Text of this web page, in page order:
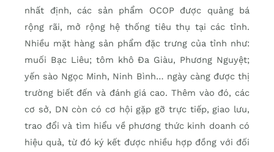
nhất định, các sản phẩm OCOP được quảng bá
rộng rãi, mở rộng hệ thống tiêu thụ tại các tỉnh.
Nhiều mặt hàng sản phẩm đặc trưng của tỉnh như:
muối Bạc Liêu; tôm khô Đa Giàu, Phương Nguyệt;
yến sào Ngọc Minh, Ninh Bình… ngày càng được thị
trường biết đến và đánh giá cao. Thêm vào đó, các
cơ sở, DN còn có cơ hội gặp gỡ trực tiếp, giao lưu,
trao đổi và tìm hiểu về phương thức kinh doanh có
hiệu quả, từ đó ký kết được nhiều hợp đồng với đối